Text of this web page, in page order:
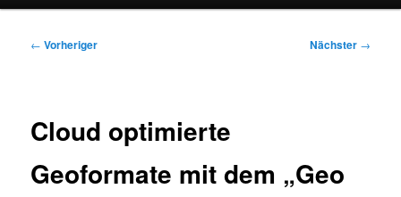
Beitragsnavigation
← Vorheriger Nächster →
Cloud optimierte
Geoformate mit dem „Geo